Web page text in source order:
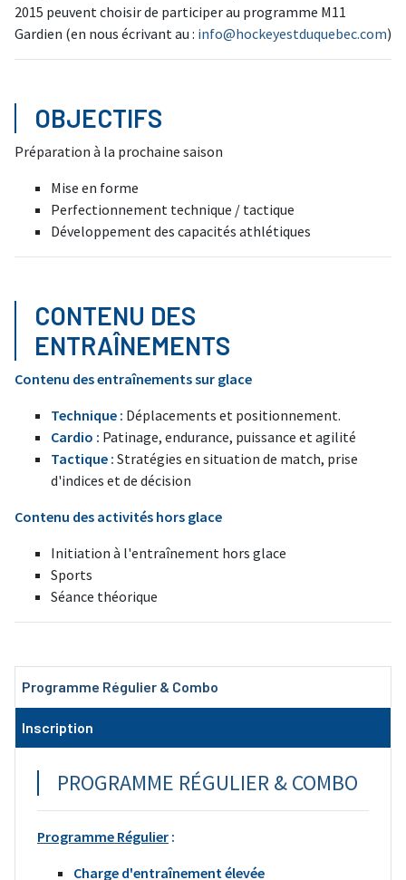
2015 peuvent choisir de participer au programme M11
Gardien (en nous écrivant au : info@hockeyestduquebec.com)
OBJECTIFS
Préparation à la prochaine saison
Mise en forme
Perfectionnement technique / tactique
Développement des capacités athlétiques
CONTENU DES
ENTRAÎNEMENTS
Contenu des entraînements sur glace
Technique : Déplacements et positionnement.
Cardio : Patinage, endurance, puissance et agilité
Tactique : Stratégies en situation de match, prise
d'indices et de décision
Contenu des activités hors glace
Initiation à l'entraînement hors glace
Sports
Séance théorique
Programme Régulier & Combo
Inscription
PROGRAMME RÉGULIER & COMBO
Programme Régulier :
Charge d'entraînement élevée